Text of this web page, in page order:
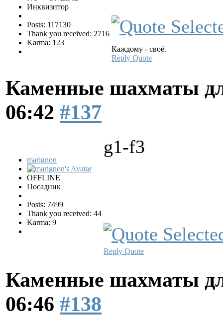
Инквизитор
Posts: 117130
Thank you received: 2716
Karma: 123
Каждому - своё.
Reply Quote
Каменные шахматы
06:42 #137
marignon
OFFLINE
Посадник
Posts: 7499
Thank you received: 44
Karma: 9
g1-f3
Reply Quote
Каменные шахматы
06:46 #138